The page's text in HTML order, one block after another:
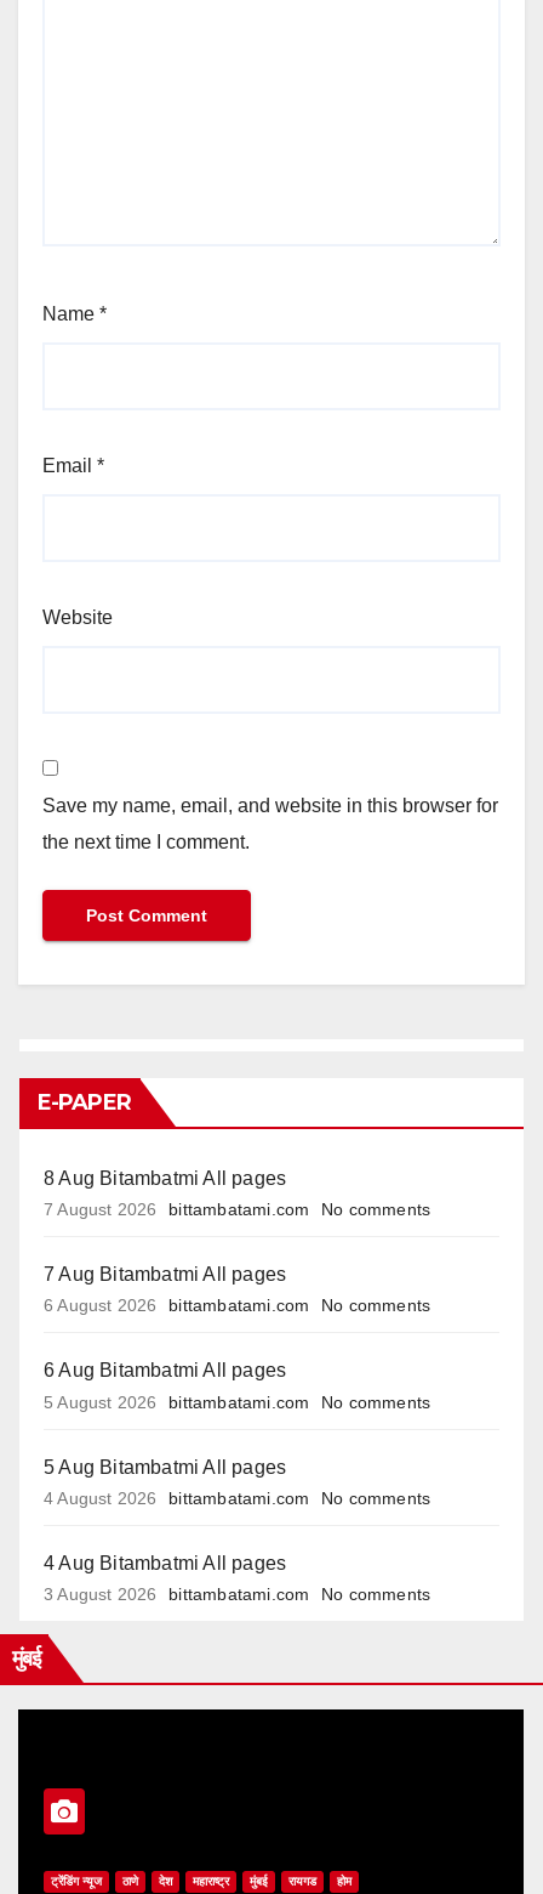
Name *
Email *
Website
Save my name, email, and website in this browser for
the next time I comment.
E-PAPER
8 Aug Bitambatmi All pages
7 August 2026 bittambatami.com No comments
7 Aug Bitambatmi All pages
6 August 2026 bittambatami.com No comments
6 Aug Bitambatmi All pages
5 August 2026 bittambatami.com No comments
5 Aug Bitambatmi All pages
4 August 2026 bittambatami.com No comments
4 Aug Bitambatmi All pages
3 August 2026 bittambatami.com No comments
मुंबई
ट्रेंडिंग न्यूज ठाणे देश महाराष्ट्र मुंबई रायगड होम